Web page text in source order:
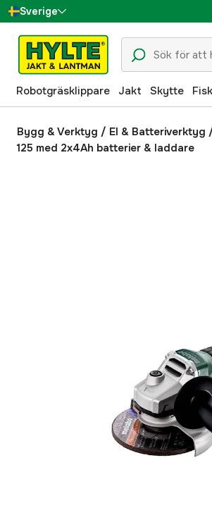
Sverige
Danmark
Suomi
Norge
Deutschland
Robotgräsklippare Jakt Skytte
Bygg & Verktyg / El & Batteriverktyg
125 med 2x4Ah batterier & laddare